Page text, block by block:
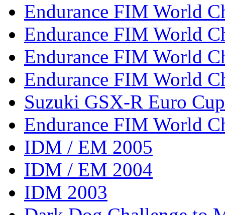
Endurance FIM World
Endurance FIM World
Endurance FIM World
Endurance FIM World
Suzuki GSX-R Euro
Endurance FIM World
IDM / EM 2005
IDM / EM 2004
IDM 2003